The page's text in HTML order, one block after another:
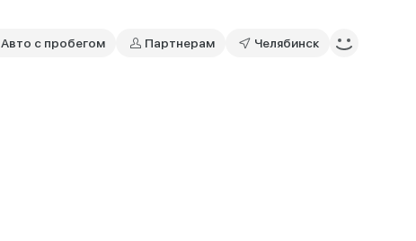
Авто с пробегом Партнерам Челябинск